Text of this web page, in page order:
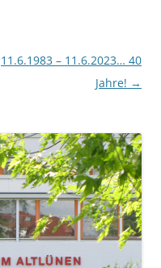
11.6.1983 – 11.6.2023… 40
Jahre! →